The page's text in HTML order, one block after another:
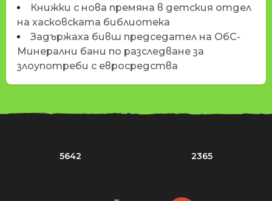
Книжки с нова премяна в детския отдел
на хасковската библиотека
Задържаха бивш председател на ОбС-
Минерални бани по разследване за
злоупотреби с евросредства
5642 2365